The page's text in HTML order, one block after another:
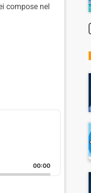
compose nel
00:00